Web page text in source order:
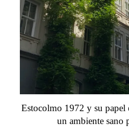
Estocolmo 1972 y su papel
un ambiente sano